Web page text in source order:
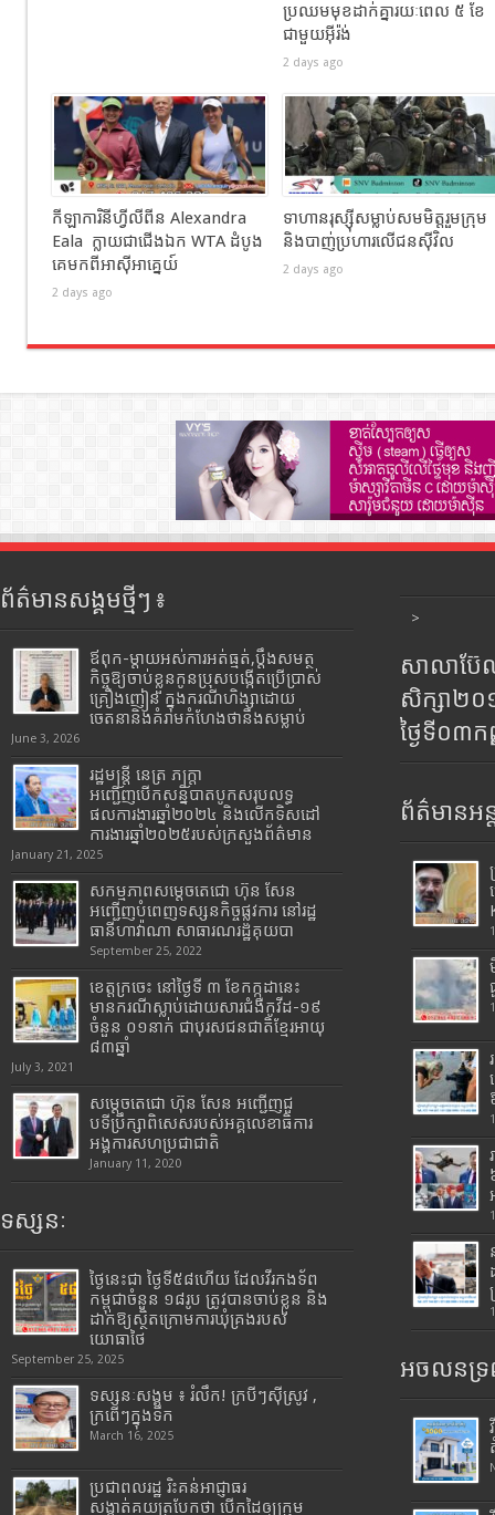
ប្រឈមមុខដាក់គ្នារយៈពេល ៥ ខែ
ជាមួយអ៊ីរ៉ង់
2 days ago
កីឡាការិនីហ្វីលីពីន Alexandra
Eala ក្លាយជាជើងឯក WTA ដំបូង
គេមកពីអាស៊ីអាគ្នេយ៍
2 days ago
ទាហានរុស្ស៊ីសម្លាប់សមមិត្តរួមក្រុម
និងបាញ់ប្រហារលើជនស៊ីវិល
2 days ago
ព័ត៌មានសង្គមថ្មីៗ ៖
ឪពុក-ម្ដាយអស់ការអត់ធ្មត់,ប្ដឹងសមត្ថ
កិច្ចឱ្យចាប់ខ្លួនកូនប្រុសបង្កើតប្រើប្រាស់
គ្រឿងញៀន ក្នុងករណីហិង្សាដោយ
ចេតនានិងគំរាមកំហែងថានឹងសម្លាប់
June 3, 2026
រដ្ឋមន្រ្តី​ នេត្រ​ ភក្ត្រា​
អញ្ជើញបើកសន្និបាតបូកសរុបលទ្ធ
ផលការងារឆ្នាំ២០២៤ និងលើកទិសដៅ
ការងារឆ្នាំ២០២៥របស់​ក្រសួង​ព័ត៌មាន​
January 21, 2025
សកម្មភាពសម្តេចតេជោ ហ៊ុន សែន
អញ្ជើញបំពេញទស្សនកិច្ចផ្លូវការ នៅរដ្ឋ
ធានីហាវ៉ាណា សាធារណរដ្ឋគុយបា
September 25, 2022
ខេត្តក្រចេះ នៅថ្ងៃទី ៣ ខែកក្កដានេះ
មានករណីស្លាប់ដោយសារជំងឺកូវីដ-១៩
ចំនួន ០១នាក់ ជាបុរសជនជាតិខ្មែរអាយុ
៨៣ឆ្នាំ
July 3, 2021
សម្តេចតេជោ ហ៊ុន សែន អញ្ជើញជួ
បទីប្រឹក្សាពិសេសរបស់អគ្គលេខាធិការ
អង្គការសហប្រជាជាតិ
January 11, 2020
ទស្សនៈ
ថ្ងៃនេះជា ថ្ងៃទី៥៨ហើយ ដែលវីរកងទ័ព
កម្ពុជាចំនួន ១៨រូប ត្រូវបានចាប់ខ្លួន និង
ដាក់ឱ្យស្ថិតក្រោមការឃុំគ្រងរបស់
យោធាថៃ
September 25, 2025
ទស្សនៈសង្គម ៖ រំលឹក! ក្របីៗស៊ីស្រូវ ,
ក្រពើៗក្នុងទឹក
March 16, 2025
ប្រជាពលរដ្ឋ រិះគន់អាជ្ញាធរ
សង្កាត់គយត្របែកថា បើកដៃឲ្យក្រុម
>
សាលាប៊ែ
សិក្សា២
ថ្ងៃទី០៣
ព័ត៌មានអន្
អចលនទ្រ